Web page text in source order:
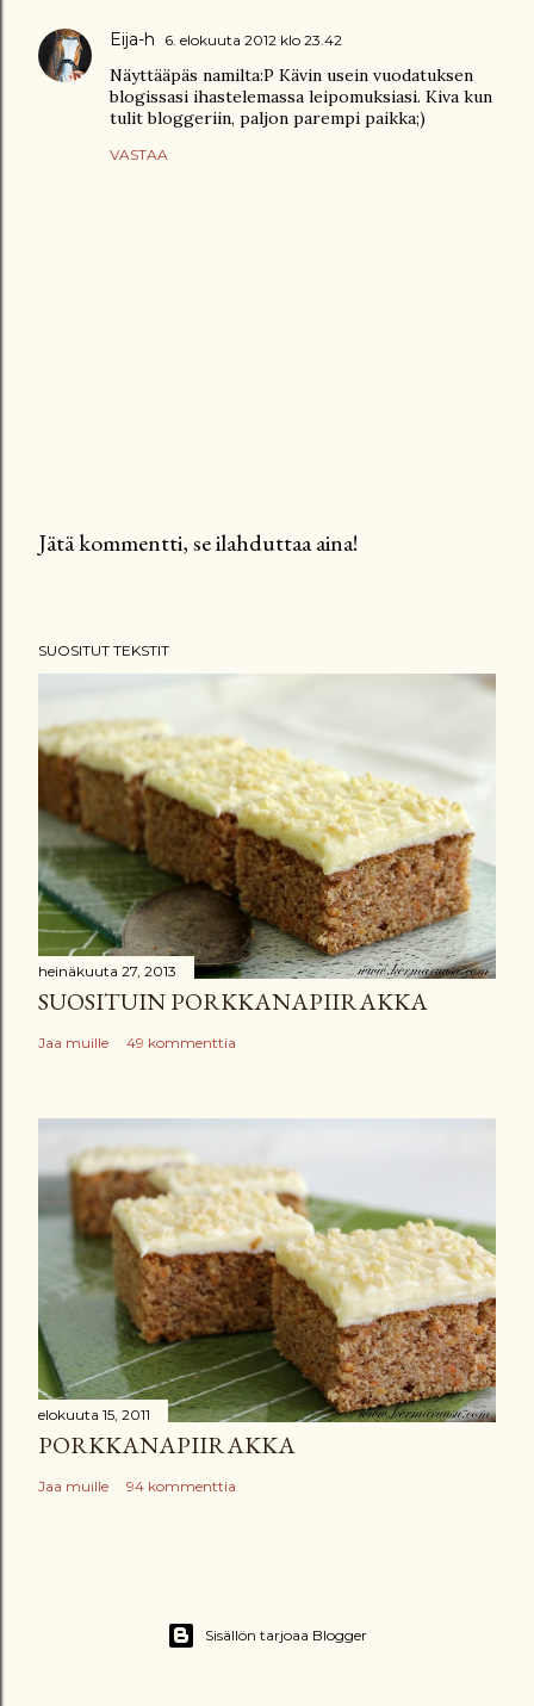
Eija-h 6. elokuuta 2012 klo 23.42
Näyttääpäs namilta:P Kävin usein vuodatuksen
blogissasi ihastelemassa leipomuksiasi. Kiva kun
tulit bloggeriin, paljon parempi paikka;)
VASTAA
e
ä
k
m
m
e
n
t
t
i
Jätä kommentti, se ilahduttaa aina!
SUOSITUT TEKSTIT
heinäkuuta 27, 2013
SUOSITUIN PORKKANAPIIRAKKA
Jaa muille 49 kommenttia
elokuuta 15, 2011
PORKKANAPIIRAKKA
Jaa muille 94 kommenttia
Sisällön tarjoaa Blogger